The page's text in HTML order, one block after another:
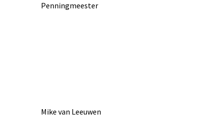
Penningmeester
Mike van Leeuwen